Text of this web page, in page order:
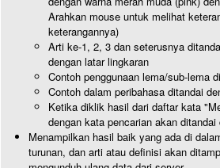
Arahkan mouse untuk melihat
keterangannya)
Arti ke-1, 2, 3 dan seterusnya
dengan latar lingkaran
Contoh penggunaan lema/sub-lema
Contoh dalam peribahasa ditandai
Ketika diklik hasil dari daftar kata
dengan kata pencarian akan
Menampilkan hasil baik yang ada di
turunan, dan arti atau definisi akan